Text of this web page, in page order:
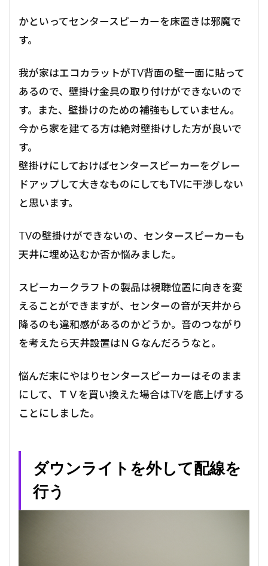
かといってセンタースピーカーを床置きは邪魔で
す。
我が家はエコカラットがTV背面の壁一面に貼って
あるので、壁掛け金具の取り付けができないので
す。また、壁掛けのための補強もしていません。
今から家を建てる方は絶対壁掛けした方が良いで
す。
壁掛けにしておけばセンタースピーカーをグレー
ドアップして大きなものにしてもTVに干渉しない
と思います。
TVの壁掛けができないの、センタースピーカーも
天井に埋め込むか否か悩みました。
スピーカークラフトの製品は視聴位置に向きを変
えることができますが、センターの音が天井から
降るのも違和感があるのかどうか。音のつながり
を考えたら天井設置はＮＧなんだろうなと。
悩んだ末にやはりセンタースピーカーはそのまま
にして、ＴＶを買い換えた場合はTVを底上げする
ことにしました。
ダウンライトを外して配線を
行う